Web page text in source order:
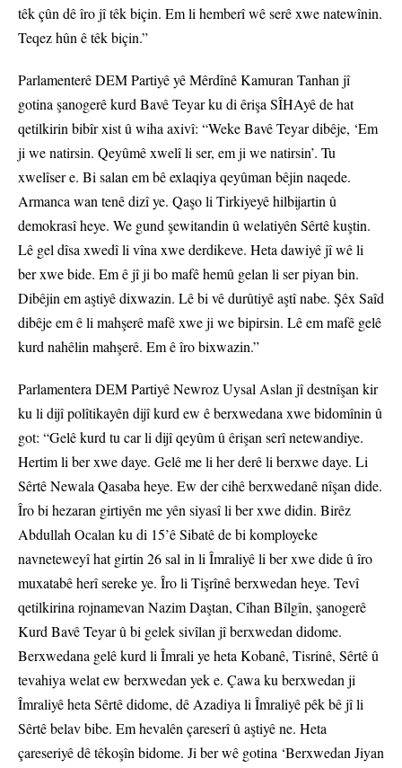
têk çûn dê îro jî têk biçin. Em li hemberî wê serê xwe natewînin.
Teqez hûn ê têk biçin.”
Parlamenterê DEM Partiyê yê Mêrdînê Kamuran Tanhan jî
gotina şanogerê kurd Bavê Teyar ku di êrişa SÎHAyê de hat
qetilkirin bibîr xist û wiha axivî: “Weke Bavê Teyar dibêje, ‘Em
ji we natirsin. Qeyûmê xwelî li ser, em ji we natirsin’. Tu
xwelîser e. Bi salan em bê exlaqiya qeyûman bêjin naqede.
Armanca wan tenê dizî ye. Qaşo li Tirkiyeyê hilbijartin û
demokrasî heye. We gund şewitandin û welatiyên Sêrtê kuştin.
Lê gel dîsa xwedî li vîna xwe derdikeve. Heta dawiyê jî wê li
ber xwe bide. Em ê jî ji bo mafê hemû gelan li ser piyan bin.
Dibêjin em aştiyê dixwazin. Lê bi vê durûtiyê aştî nabe. Şêx Saîd
dibêje em ê li mahşerê mafê xwe ji we bipirsin. Lê em mafê gelê
kurd nahêlin mahşerê. Em ê îro bixwazin.”
Parlamentera DEM Partiyê Newroz Uysal Aslan jî destnîşan kir
ku li dijî polîtikayên dijî kurd ew ê berxwedana xwe bidomînin û
got: “Gelê kurd tu car li dijî qeyûm û êrişan serî netewandiye.
Hertim li ber xwe daye. Gelê me li her derê li berxwe daye. Li
Sêrtê Newala Qasaba heye. Ew der cihê berxwedanê nîşan dide.
Îro bi hezaran girtiyên me yên siyasî li ber xwe didin. Birêz
Abdullah Ocalan ku di 15’ê Sibatê de bi komployeke
navneteweyî hat girtin 26 sal in li Îmraliyê li ber xwe dide û îro
muxatabê herî sereke ye. Îro li Tişrînê berxwedan heye. Tevî
qetilkirina rojnamevan Nazim Daştan, Cîhan Bîlgîn, şanogerê
Kurd Bavê Teyar û bi gelek sivîlan jî berxwedan didome.
Berxwedana gelê kurd li Îmrali ye heta Kobanê, Tisrinê, Sêrtê û
tevahiya welat ew berxwedan yek e. Çawa ku berxwedan ji
Îmraliyê heta Sêrtê didome, dê Azadiya li Îmraliyê pêk bê jî li
Sêrtê belav bibe. Em hevalên çareserî û aştiyê ne. Heta
çareseriyê dê têkoşîn bidome. Ji ber wê gotina ‘Berxwedan Jiyan